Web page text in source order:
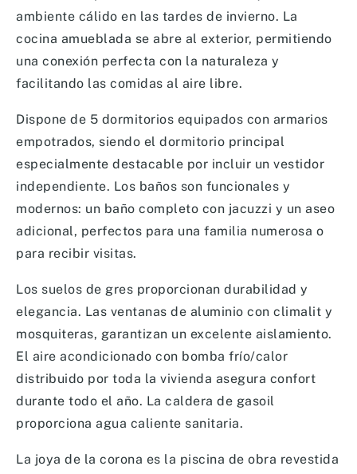
ambiente cálido en las tardes de invierno. La
cocina amueblada se abre al exterior, permitiendo
una conexión perfecta con la naturaleza y
facilitando las comidas al aire libre.
Dispone de 5 dormitorios equipados con armarios
empotrados, siendo el dormitorio principal
especialmente destacable por incluir un vestidor
independiente. Los baños son funcionales y
modernos: un baño completo con jacuzzi y un aseo
adicional, perfectos para una familia numerosa o
para recibir visitas.
Los suelos de gres proporcionan durabilidad y
elegancia. Las ventanas de aluminio con climalit y
mosquiteras, garantizan un excelente aislamiento.
El aire acondicionado con bomba frío/calor
distribuido por toda la vivienda asegura confort
durante todo el año. La caldera de gasoil
proporciona agua caliente sanitaria.
La joya de la corona es la piscina de obra revestida